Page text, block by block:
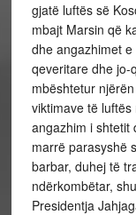
gjatë luftës së
mbajt Marsin që
dhe angazhimet
qeveritare dhe jo-
mbështetur
viktimave të
angazhim i shtetit
marrë parasyshë
barbar, duhej të
ndërkombëtar,
Presidentja